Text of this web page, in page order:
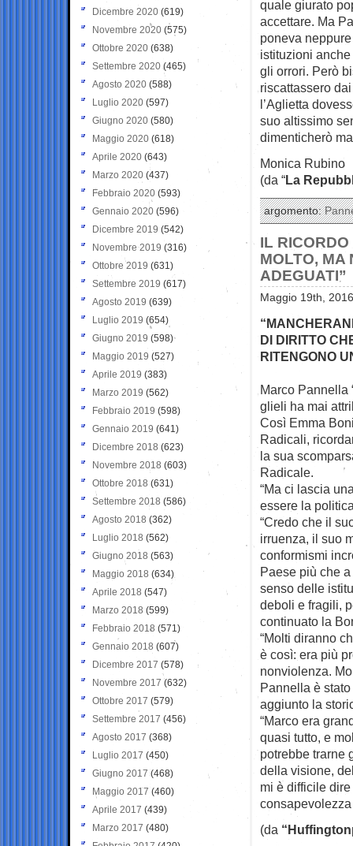
quale giurato
accettare. Ma
poneva
istituzioni
gli orrori. Però
riscattassero
l’Aglietta
suo altissimo
dimenticherò
Monica Rubino
(da “La
argomento:
IL
MOLTO, MA
ADEGUATI”
Maggio 19th,
DI DIRITTO
RITENGONO
Marco Pannella
glieli ha mai
Così Emma
Radicali,
la sua
Radicale.
“Ma ci lascia
essere la
“Credo che il
irruenza, il suo
conformismi
Paese più che
senso delle
deboli e fragili,
continuato la
“Molti diranno
è così: era più
nonviolenza.
Pannella è
aggiunto la
“Marco era
quasi tutto, e
potrebbe trarne
della visione,
mi è difficile
(da
Dicembre 2020 (619)
Novembre 2020 (575)
Ottobre 2020 (638)
Settembre 2020(465)
Agosto 2020 (588)
Luglio 2020 (597)
Giugno 2020 (580)
Maggio 2020 (618)
Aprile 2020 (643)
Marzo 2020 (437)
Febbraio 2020 (593)
Gennaio 2020 (596)
Dicembre 2019 (542)
Novembre 2019 (316)
Ottobre 2019 (631)
Settembre 2019 (617)
Agosto 2019 (639)
Luglio 2019 (654)
Giugno 2019 (598)
Maggio 2019 (527)
Aprile 2019 (383)
Marzo 2019 (562)
Febbraio 2019 (598)
Gennaio 2019 (641)
Dicembre 2018 (623)
Novembre 2018 (603)
Ottobre 2018 (631)
Settembre 2018 (586)
Agosto 2018 (362)
Luglio 2018 (562)
Giugno 2018 (563)
Maggio 2018 (634)
Aprile 2018 (547)
Marzo 2018 (599)
Febbraio 2018 (571)
Gennaio 2018 (607)
Dicembre 2017 (578)
Novembre 2017 (632)
Ottobre 2017 (579)
Settembre 2017 (456)
Agosto 2017 (368)
Luglio 2017 (450)
Giugno 2017 (468)
Maggio 2017 (460)
Aprile 2017 (439)
Marzo 2017 (480)